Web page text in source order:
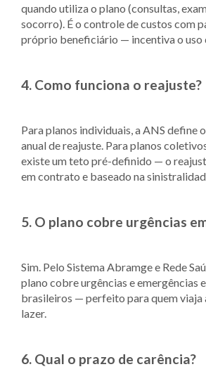
quando utiliza o plano (consultas,
socorro). É o controle de custos com
próprio beneficiário — incentiva o uso
4. Como funciona o reajuste?
Para planos individuais, a ANS define
anual de reajuste. Para planos
existe um teto pré-definido — o
em contrato e baseado na
5. O plano cobre urgências
Sim. Pelo Sistema Abramge e Rede
plano cobre urgências e emergências
brasileiros — perfeito para quem viaja
lazer.
6. Qual o prazo de carência?